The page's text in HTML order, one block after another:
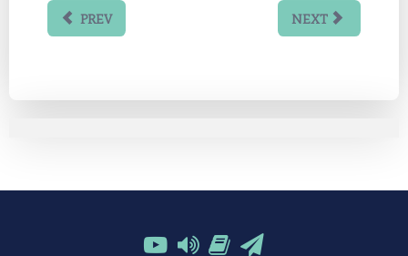
PREV NEXT